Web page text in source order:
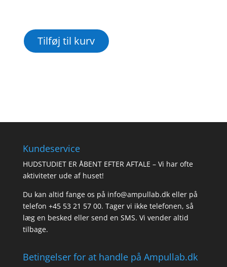
Tilføj til kurv
Kundeservice
HUDSTUDIET ER ÅBENT EFTER AFTALE – Vi har ofte
aktiviteter ude af huset!
Du kan altid fange os på info@ampullab.dk eller på
telefon +45 53 21 57 00. Tager vi ikke telefonen, så
læg en besked eller send en SMS. Vi vender altid
tilbage.
Betingelser for at handle på Ampullab.dk